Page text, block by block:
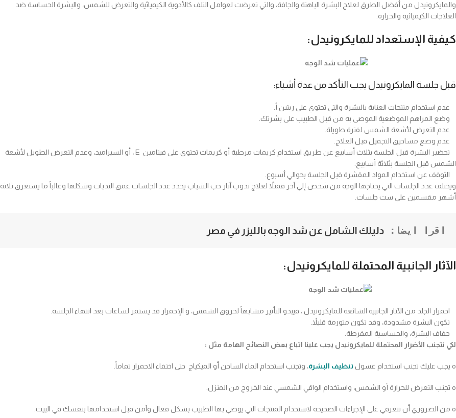
والمايكرونيدل من أفضل الطرق لعلاج البشرة الباهتة والجافة، والتي تعرضت لعوامل التلف كالأدوية الكيميائية والتعرض للشمس، والبشرة الحساسة ضد
العلاجات الكيميائية والحرارة.
كيفية الإستعداد للمايكرونيدل:
قبل جلسة المايكرونيدل يجب التأكد من عدة أشياء:
عدم استخدام منتجات العناية بالبشرة والتي تحتوي على ريتين أ.
وضع المراهم الموضعية الموصى به من قبل الطبيب على بشرتك.
عدم التعرض لأشعة الشمس لفترة طويلة.
عدم وضع مساحيق التجميل قبل العلاج.
تحضير البشرة قبل الجلسة بثلاث أسابيع عن طريق استخدام كريمات مرطبة أو كريمات تحتوي علي فيتامين E ، أو السيراميد، وعدم التعرض الطويل لأشعة
الشمس قبل الجلسة بثلاثة أسابيع.
التوقف عن استخدام المواد المقشرة قبل الجلسة بحوالي أسبوع
ويختلف عدد الجلسات التي يحتاجها الوجه من شخص إلي آخر فمثلاً لعلاج ندوب آثار حب الشباب يحدد عدد الجلسات عمق الندبات وشكلها وغالباً ما يستغرق ثلاثة
أشهر مقسمين علي ست جلسات.
اقرا ايضا: دليلك الشامل عن شد الوجه بالليزر في مصر
الآثار الجانبية المحتملة للمايكرونيدل:
احمرار الجلد من الآثار الجانبية الشائعة للمايكرونيدل ، فيبدو التأثير مشابهاً لحروق الشمس، و الإحمرار قد يستمر لساعات بعد انتهاء الجلسة.
تكون البشرة مشدودة، وقد تكون متورمة قليلاً.
جفاف البشرة، والحساسية المفرطة.
لكي نتجنب الأضرار المحتملة للمايكرونيدل يجب علينا اتباع بعض النصائح الهامة مثل :
o يجب عليك تجنب استخدام غسول تنظيف البشرة، وتجنب استخدام الماء الساخن أو الميكياج حتى اختفاء الاحمرار تماماً.
o تجنب التعرض للحرارة أو الشمس، واستخدام الواقي الشمسي عند الخروج من المنزل.
o من الضروري أن تتعرفي على الإجراءات الصحيحة لاستخدام المنتجات التي يوصي بها الطبيب بشكل فعال وآمن قبل استخدامها بنفسك في البيت.